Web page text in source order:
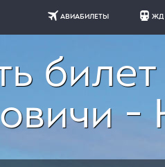
АВИАБИЛЕТЫ ЖД
-